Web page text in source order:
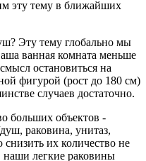
эту тему в ближайших
Эту тему глобально мы
ванная комната меньше
остановиться на
фигурой (рост до 180 см)
случаев достаточно.
больших объектов -
раковина, унитаз,
их количество не
наши легкие раковины